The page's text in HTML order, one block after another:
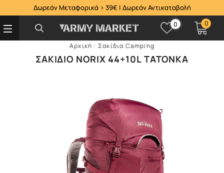
Δωρεάν Μεταφορικά > 39€ | Δωρεάν Αντικαταβολή
0 0
Αρχική / Σακίδια Camping
ΣΑΚΊΔΙΟ NORIX 44+10L TATONKA